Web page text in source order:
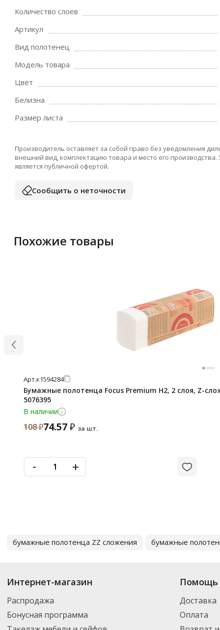
Количество слоев
Артикул
Вид полотенец
Модель товара
Цвет
Белизна
Размер листа
Производитель оставляет за собой право без уведомления
внешний вид, комплектацию товара и место его
является публичной офертой.
Сообщить о неточности
Похожие товары
Арт.к1594284
Бумажные полотенца Focus Premium H2, 2 слоя, Z-
5076395
В наличии
108₽74.57₽ за шт.
- +
бумажные полотенца ZZ сложения бумажные
Интернет-магазин
Распродажа
Бонусная программа
Помощь
Доставка
Оплата